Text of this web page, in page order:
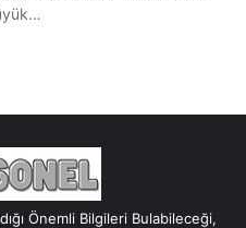
Önemli Bilgileri Bulabileceği,